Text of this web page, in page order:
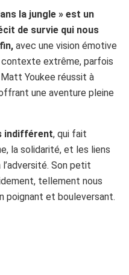
la jungle » est un
de survie qui nous
avec une vision émotive
contexte extrême, parfois
Youkee réussit à
une aventure pleine
indifférent, qui fait
la solidarité, et les liens
Son petit
tellement nous
poignant et bouleversant.